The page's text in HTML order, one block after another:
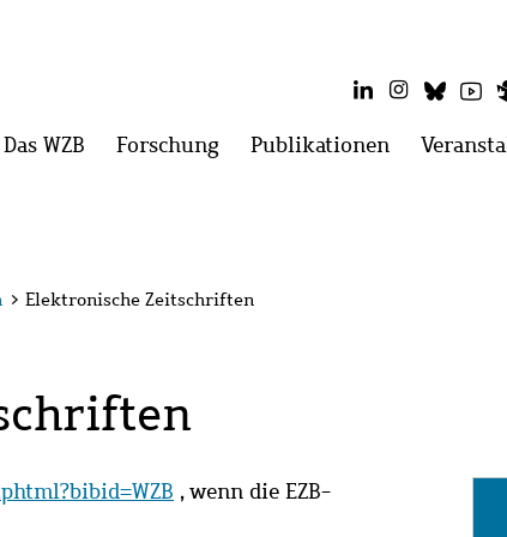
LinkedInInstagram
Hauptmenü
Das WZB Menü
Forschung Menü
Publikationen Menü
> Elektronische Zeitschriften
, wenn die EZB-